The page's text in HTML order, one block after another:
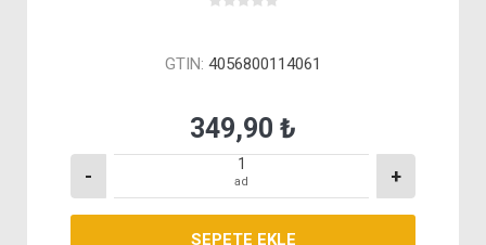
GTIN: 4056800114061
349,90 ₺
- ad +